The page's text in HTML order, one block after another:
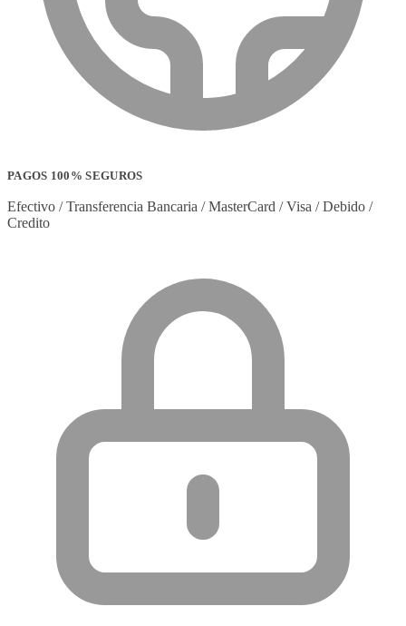
PAGOS 100% SEGUROS
Efectivo / Transferencia Bancaria / MasterCard / Visa / Debido /
Credito